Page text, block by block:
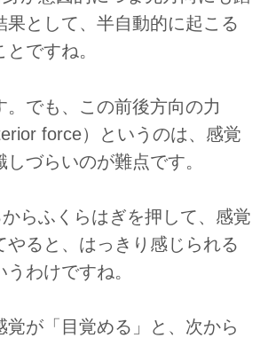
果として、半自動的に起こる
ですね。
でも、この前後方向の力
force）というのは、感覚
づらいのが難点です。
らふくらはぎを押して、感覚
やると、はっきり感じられる
わけですね。
が「目覚める」と、次から